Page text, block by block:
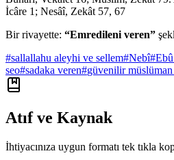
İcâre 1; Nesâî, Zekât 57, 67
Bir rivayette: “Emredileni veren”
#sallallahu aleyhi ve sellem#Nebî#
seo#sadaka veren#güvenilir müslüman
Atıf ve Kaynak
İhtiyacınıza uygun formatı tek tıkla